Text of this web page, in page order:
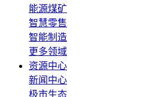
能源煤矿
智慧零售
智能制造
更多领域
资源中心
新闻中心
极市生态